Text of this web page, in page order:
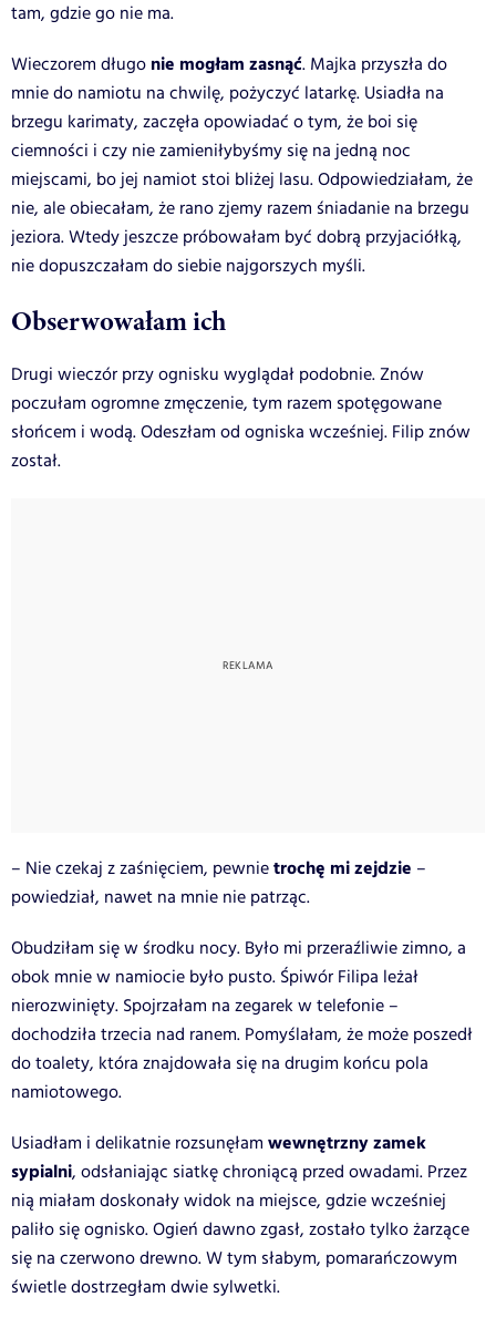
tam, gdzie go nie ma.
Wieczorem długo nie mogłam zasnąć. Majka przyszła do
mnie do namiotu na chwilę, pożyczyć latarkę. Usiadła na
brzegu karimaty, zaczęła opowiadać o tym, że boi się
ciemności i czy nie zamieniłybyśmy się na jedną noc
miejscami, bo jej namiot stoi bliżej lasu. Odpowiedziałam, że
nie, ale obiecałam, że rano zjemy razem śniadanie na brzegu
jeziora. Wtedy jeszcze próbowałam być dobrą przyjaciółką,
nie dopuszczałam do siebie najgorszych myśli.
Obserwowałam ich
Drugi wieczór przy ognisku wyglądał podobnie. Znów
poczułam ogromne zmęczenie, tym razem spotęgowane
słońcem i wodą. Odeszłam od ogniska wcześniej. Filip znów
został.
– Nie czekaj z zaśnięciem, pewnietrochę mi zejdzie –
powiedział, nawet na mnie nie patrząc.
Obudziłam się w środku nocy. Było mi przeraźliwie zimno, a
obok mnie w namiocie było pusto. Śpiwór Filipa leżał
nierozwinięty. Spojrzałam na zegarek w telefonie –
dochodziła trzecia nad ranem. Pomyślałam, że może poszedł
do toalety, która znajdowała się na drugim końcu pola
namiotowego.
Usiadłam i delikatnie rozsunęłam wewnętrzny zamek
sypialni, odsłaniając siatkę chroniącą przed owadami. Przez
nią miałam doskonały widok na miejsce, gdzie wcześniej
paliło się ognisko. Ogień dawno zgasł, zostało tylko żarzące
się na czerwono drewno. W tym słabym, pomarańczowym
świetle dostrzegłam dwie sylwetki.